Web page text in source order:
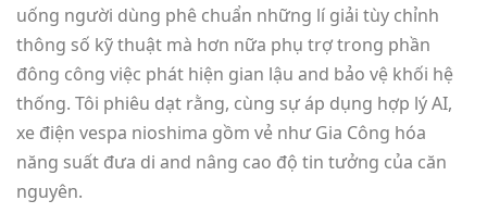
uống người dùng phê chuẩn những lí giải tùy chỉnh
thông số kỹ thuật mà hơn nữa phụ trợ trong phần
đông công việc phát hiện gian lậu and bảo vệ khối hệ
thống. Tôi phiêu dạt rằng, cùng sự áp dụng hợp lý AI,
xe điện vespa nioshima gồm vẻ như Gia Công hóa
năng suất đưa di and nâng cao độ tin tưởng của căn
nguyên.